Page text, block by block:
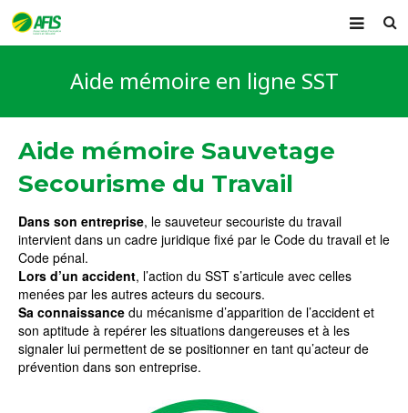
FORMATIONS
AIDE MÉMOIRE
ACTUALITÉ
CONTACT
Aide mémoire en ligne SST
Aide mémoire Sauvetage
Secourisme du Travail
Dans son entreprise, le sauveteur secouriste du travail
intervient dans un cadre juridique fixé par le Code du travail et le
Code pénal.
Lors d’un accident, l’action du SST s’articule avec celles
menées par les autres acteurs du secours.
Sa connaissancedu mécanisme d’apparition de l’accident et
son aptitude à repérer les situations dangereuses et à les
signaler lui permettent de se positionner en tant qu’acteur de
prévention dans son entreprise.